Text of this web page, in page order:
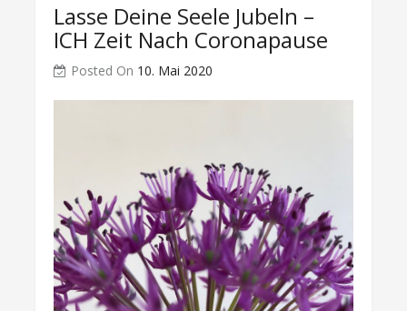
Lasse Deine Seele Jubeln –
ICH Zeit Nach Coronapause
Posted On 10. Mai 2020